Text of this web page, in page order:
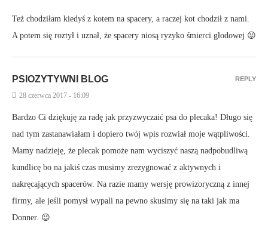
Też chodziłam kiedyś z kotem na spacery, a raczej kot chodził z nami.
A potem się roztył i uznał, że spacery niosą ryzyko śmierci głodowej 😛
PSIOZYTYWNI BLOG
28 czerwca 2017 - 16:09
Bardzo Ci dziękuję za radę jak przyzwyczaić psa do plecaka! Długo się
nad tym zastanawiałam i dopiero twój wpis rozwiał moje wątpliwości.
Mamy nadzieję, że plecak pomoże nam wyciszyć naszą nadpobudliwą
kundlicę bo na jakiś czas musimy zrezygnować z aktywnych i
nakręcających spacerów. Na razie mamy wersję prowizoryczną z innej
firmy, ale jeśli pomysł wypali na pewno skusimy się na taki jak ma
Donner. 😉
REPLY